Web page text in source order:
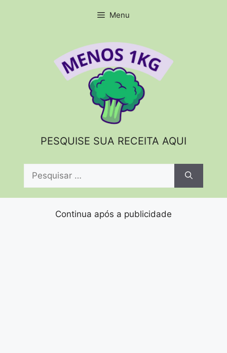
Menu
PESQUISE SUA RECEITA AQUI
Pesquisar
Continua após a publicidade